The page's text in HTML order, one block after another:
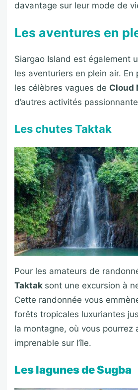
davantage sur leur mode de
Les aventures en
Siargao Island est également
les aventuriers en plein air.
les célèbres vagues de Cloud
d’autres activités
Les chutes Taktak
Pour les amateurs de
Taktak sont une excursion à
Cette randonnée vous
forêts tropicales luxuriantes
la montagne, où vous pourrez
imprenable sur l’île.
Les lagunes de Sugba